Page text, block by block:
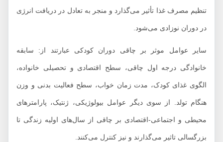
تنظیم مصرف غذا تأثیر می‌گذارد و منجر به تعادل در دریافت انرژی
در دوران نوزادی می‌شود.
سایر عوامل موثر بر چاقی دوران کودکی عبارتند از: سابقه
خانوادگی درجه اول چاقی، سطح اقتصادی و تحصیلی خانواده،
الگوی غذای کودک، مدت زمان خواب، سطح فعالیت بدنی و وزن
هنگام تولد. از سوی دیگر عوامل بیولوژیکی، ژنتیک، پارامترهای
محیطی و اجتماعی-اقتصادی بر چاقی از سال‌های اولیه زندگی تا
بزرگسالی تاثیر می‌گذارند و نیز کنترل می‌کنند.